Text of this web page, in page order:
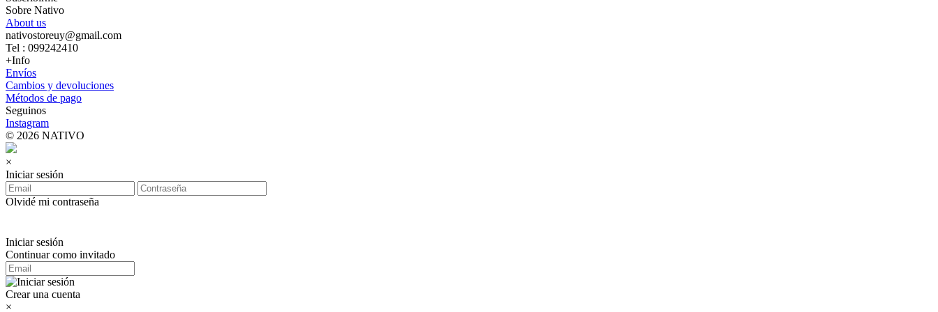
Sobre Nativo
About us
nativostoreuy@gmail.com
Tel : 099242410
+Info
Envíos
Cambios y devoluciones
Métodos de pago
Seguinos
Instagram
© 2026 NATIVO
×
Iniciar sesión
Olvidé mi contraseña
Iniciar sesión
Continuar como invitado
Crear una cuenta
×